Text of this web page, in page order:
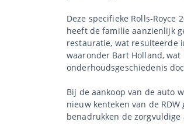
Deze specifieke Rolls-
heeft de familie aanzienlijk
restauratie, wat resulteerde
waaronder Bart Holland,
onderhoudsgeschiedenis
Bij de aankoop van de auto
nieuw kenteken van de
benadrukken de